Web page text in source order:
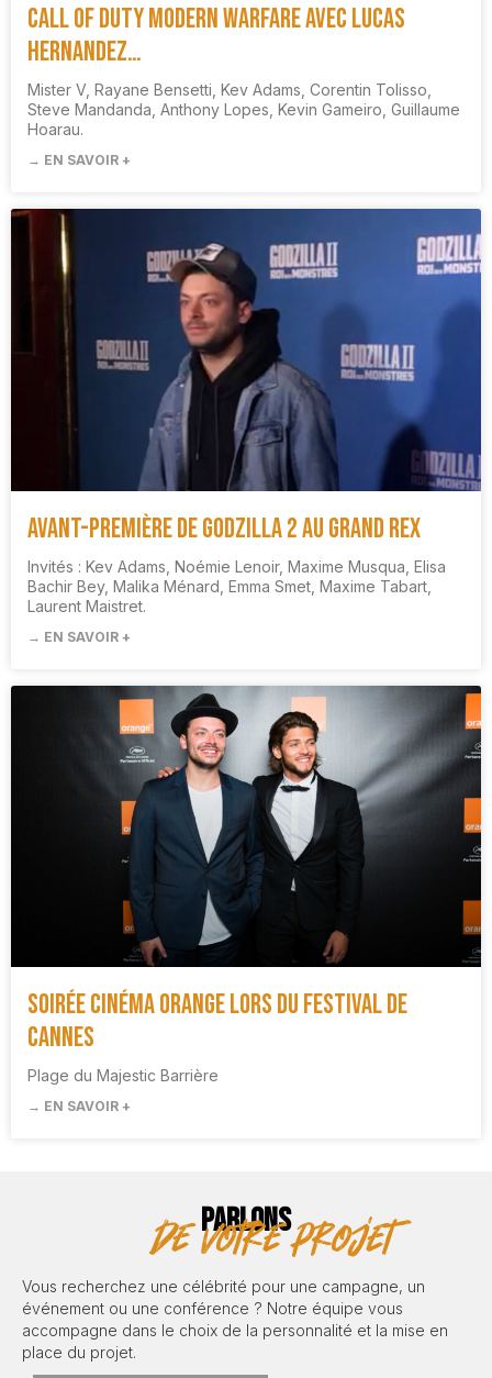
Call of duty Modern warfare avec Lucas
Hernandez…
Mister V, Rayane Bensetti, Kev Adams, Corentin Tolisso,
Steve Mandanda, Anthony Lopes, Kevin Gameiro, Guillaume
Hoarau.
→ EN SAVOIR +
Avant-première de Godzilla 2 au Grand Rex
Invités : Kev Adams, Noémie Lenoir, Maxime Musqua, Elisa
Bachir Bey, Malika Ménard, Emma Smet, Maxime Tabart,
Laurent Maistret.
→ EN SAVOIR +
Soirée cinéma Orange lors du Festival de
Cannes
Plage du Majestic Barrière
→ EN SAVOIR +
PARLONS
de votre projet
Vous recherchez une célébrité pour une campagne, un
événement ou une conférence ? Notre équipe vous
accompagne dans le choix de la personnalité et la mise en
place du projet.